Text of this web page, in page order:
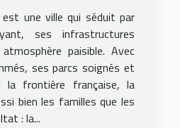
une ville qui séduit par
ses infrastructures
paisible. Avec
ses parcs soignés et
la frontière française, la
bien les familles que les
: la...